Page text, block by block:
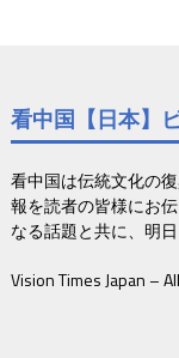
看中国【日本】
看中国は伝統文化の
報を読者の皆様にお
なる話題と共に、明
Vision Times Japan –